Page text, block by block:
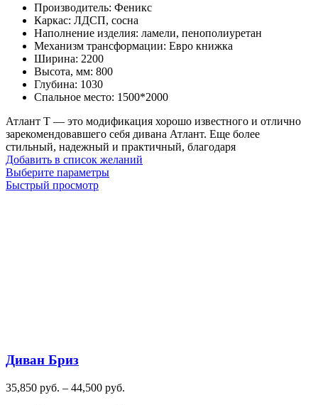
25,200
руб.
–
30,600
Производитель: Феникс
Каркас: ЛДСП, сосна
Наполнение изделия: ламели, пенополиуретан
Механизм трансформации: Евро книжка
Ширина: 2200
Высота, мм: 800
Глубина: 1030
Спальное место: 1500*2000
Атлант Т — это модификация хорошо известного и отлично
зарекомендовавшего себя дивана Атлант. Еще более
стильный, надежный и практичный, благодаря
Добавить в список желаний
Выберите параметрыЭтот
Быстрый просмотр
Диван Бриз
35,850 руб. – 44,500 руб.